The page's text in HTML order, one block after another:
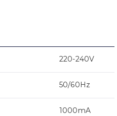
220-240V
50/60Hz
1000mA